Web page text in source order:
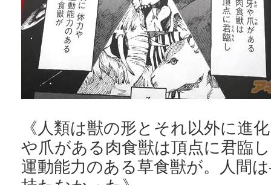
《人類は獣の形とそれ以外に進
や爪がある肉食獣は頂点に君臨
運動能力のある草食獣が。人間